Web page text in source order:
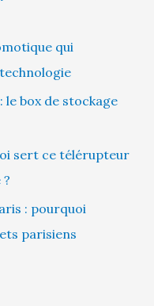
qui
le box de stockage
sert ce télérupteur
: pourquoi
parisiens